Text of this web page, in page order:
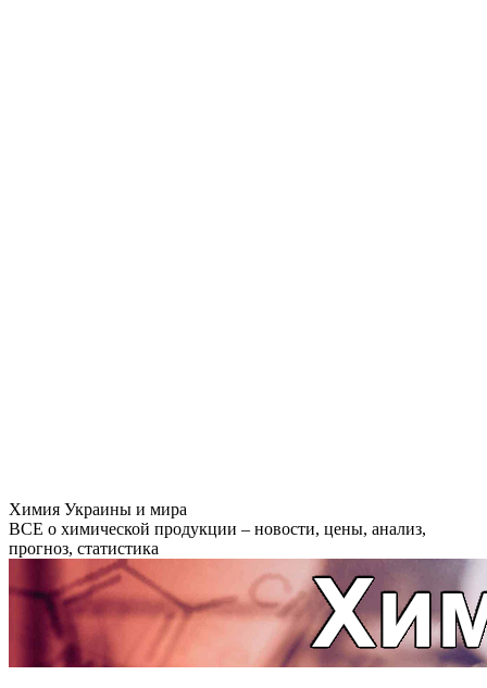
Перейти
к
содержанию
Химия Украины и мира
ВСЕ о химической продукции – новости, цены, анализ,
прогноз, статистика